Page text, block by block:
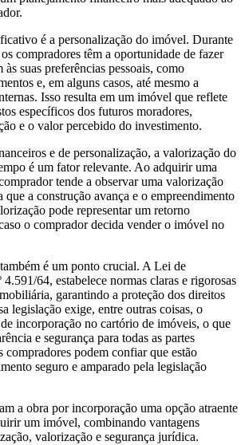
é a personalização do imóvel. Durante
compradores têm a oportunidade de fazer
às suas preferências pessoais, como
e, em alguns casos, até mesmo a
Isso resulta em um imóvel que reflete
específicos dos futuros moradores,
e o valor percebido do investimento.
e de personalização, a valorização do
é um fator relevante. Ao adquirir uma
tende a observar uma valorização
a construção avança e o empreendimento
pode representar um retorno
o comprador decida vender o imóvel no
é um ponto crucial. A Lei de
64, estabelece normas claras e rigorosas
garantindo a proteção dos direitos
legislação exige, entre outras coisas, o
incorporação no cartório de imóveis, o que
e segurança para todas as partes
compradores podem confiar que estão
seguro e amparado pela legislação
a obra por incorporação uma opção atraente
um imóvel, combinando vantagens
valorização e segurança jurídica.